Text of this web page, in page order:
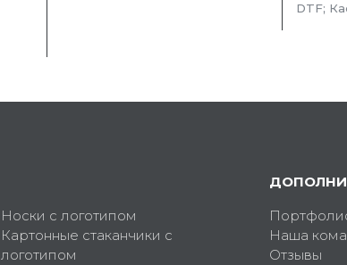
DTF;
Носки с логотипом
Картонные стаканчики с
логотипом
Наша
Отзывы